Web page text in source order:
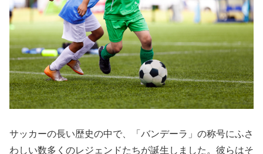
サッカーの長い歴史の中で、「バンデーラ」の称号にふさ
わしい数多くのレジェンドたちが誕生しました。彼らはそ